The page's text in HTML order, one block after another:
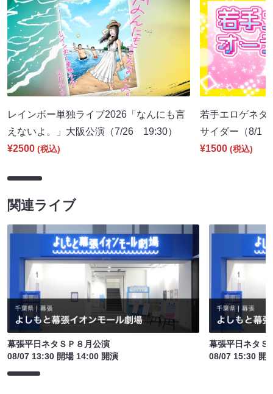
レインボー単独ライブ2026「なんにも言
えないよ。」大阪公演（7/26 19:30）
¥2500 (税込)
若手エロゲネタ
サイダー（8/1
¥1500 (税込)
関連ライブ
幕張平日ネタＳＰ８月公演
08/07 13:30 開場 14:00 開演
幕張平日ネタＳ
08/07 15:30 開